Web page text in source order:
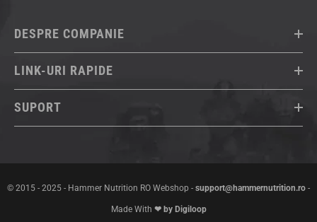
DESPRE COMPANIE
LINK-URI RAPIDE
SUPORT
© 2015 - 2025 - Hammer Nutrition RO Webshop - support@hammernutrition.ro -
Made With ❤ by Digiloop